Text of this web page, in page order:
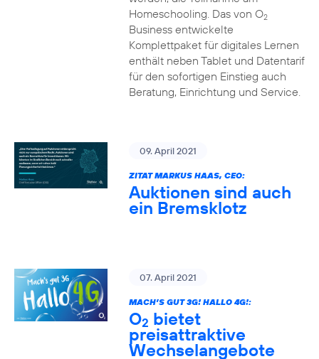
Homeschooling. Das von O2
Business entwickelte
Komplettpaket für digitales Lernen
enthält neben Tablet und Datentarif
für den sofortigen Einstieg auch
Beratung, Einrichtung und Service.
09. April 2021
ZITAT MARKUS HAAS, CEO:
Auktionen sind auch
ein Bremsklotz
07. April 2021
MACH’S GUT 3G! HALLO 4G!:
O2 bietet
preisattraktive
Wechselangebote